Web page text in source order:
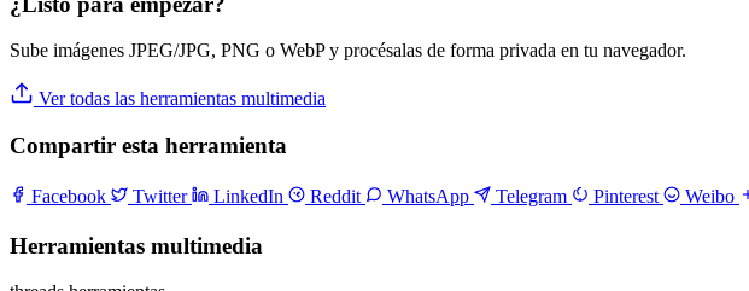
Sube imágenes JPEG/JPG, PNG o WebP y procésalas de forma privada en tu navegador.
Ver todas las herramientas multimedia
Compartir esta herramienta
Facebook Twitter LinkedIn Reddit WhatsApp Telegram Pinterest Weibo
Herramientas multimedia